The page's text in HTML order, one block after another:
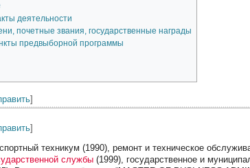
деятельности
почетные звания, государственные награды
предвыборной программы
]
]
техникум (1990), ремонт и техническое
службы (1999), государственное и